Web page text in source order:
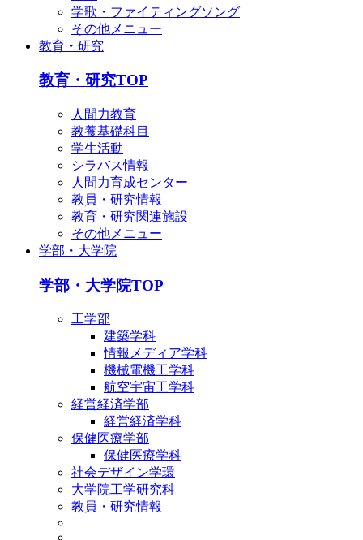
学歌・ファイティングソング
その他メニュー
教育・研究
教育・研究TOP
人間力教育
教養基礎科目
学生活動
シラバス情報
人間力育成センター
教員・研究情報
教育・研究関連施設
その他メニュー
学部・大学院
学部・大学院TOP
工学部
建築学科
情報メディア学科
機械電機工学科
航空宇宙工学科
経営経済学部
経営経済学科
保健医療学部
保健医療学科
社会デザイン学環
大学院工学研究科
教員・研究情報